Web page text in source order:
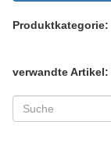
Produktkategorie:
verwandte Artikel:
Suchformular